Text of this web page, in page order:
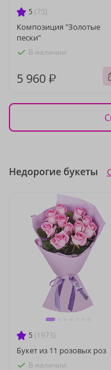
5 (75)
Композиция "Золотые
пески"
В наличии
5 960 ₽
Недорогие букеты
5 (1973)
Букет из 11 розовых роз
В наличии